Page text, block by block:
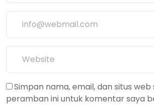
Simpan nama, email, dan situs
peramban ini untuk komentar saya